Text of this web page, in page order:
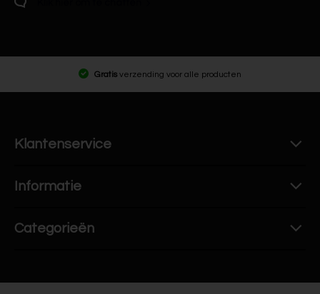
Gratis verzending voor alle producten
Klantenservice
Informatie
Categorieën